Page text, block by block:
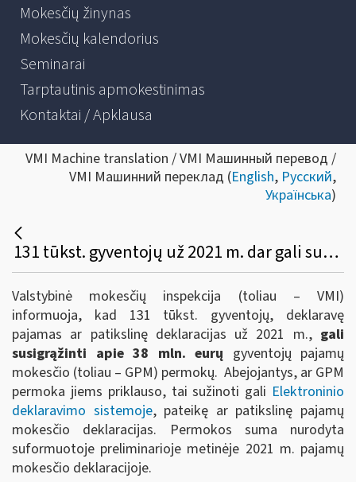
Mokesčių žinynas
Mokesčių kalendorius
Seminarai
Tarptautinis apmokestinimas
Kontaktai / Apklausa
VMI Machine translation / VMI Машинный перевод /
VMI Машинний переклад (English, Русский,
Українська)
131 tūkst. gyventojų už 2021 m. dar gali susigrąžinti 38 mln. eurų GPM
Valstybinė mokesčių inspekcija (toliau –VMI)
informuoja, kad 131 tūkst. gyventojų, deklaravę
pajamas ar patikslinę deklaracijas už 2021 m., gali
susigrąžinti apie 38 mln. eurų gyventojų pajamų
mokesčio (toliau – GPM) permokų. Abejojantys, ar GPM
permoka jiems priklauso, tai sužinoti gali Elektroninio
deklaravimo sistemoje, pateikę ar patikslinę pajamų
mokesčio deklaracijas. Permokos suma nurodyta
suformuotoje preliminarioje metinėje 2021 m. pajamų
mokesčio deklaracijoje.